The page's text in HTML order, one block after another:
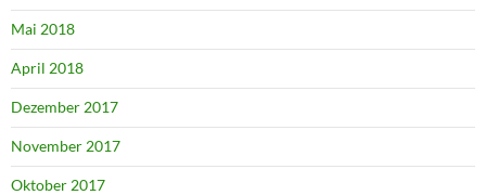
Mai 2018
April 2018
Dezember 2017
November 2017
Oktober 2017